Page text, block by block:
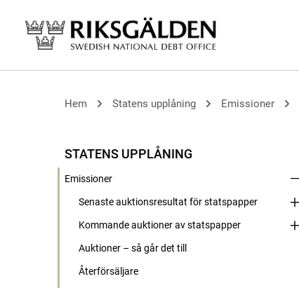
Hem Statens upplåning Emissioner
STATENS UPPLÅNING
Emissioner
Senaste auktionsresultat för statspapper
Kommande auktioner av statspapper
Auktioner – så går det till
Återförsäljare